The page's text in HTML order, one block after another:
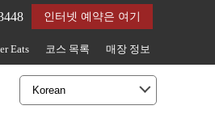
인터넷 예약은 여기
Eats 코스 목록 매장 정보